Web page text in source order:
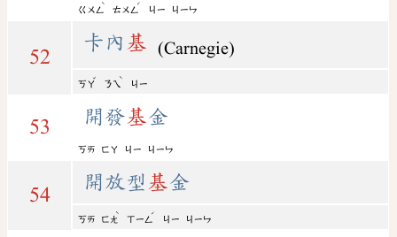
ㄍㄨㄥ
ˋ
ㄊㄨㄥ
ˊ
ㄐㄧ ㄐㄧㄣ
52
卡內 基 (Carnegie)
ㄎㄚ
ˇ
ㄋㄟ
ˋ
ㄐㄧ
53 開發基金
ㄎㄞ ㄈㄚ ㄐㄧ ㄐㄧㄣ
54
開放型 基金
ㄎㄞ ㄈㄤ
ˋ
ㄒㄧㄥ
ˊ
ㄐㄧ ㄐㄧㄣ